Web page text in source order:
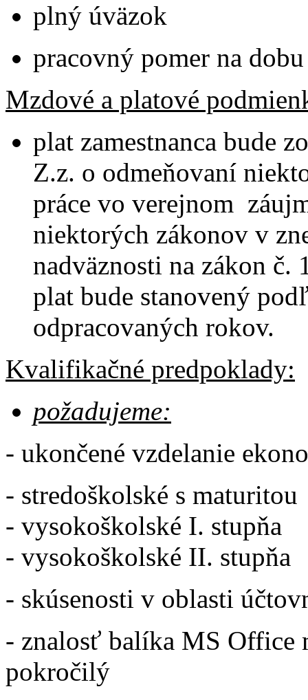
plný úväzok
pracovný pomer na
Mzdové a platové
plat zamestnanca bude
Z.z. o odmeňovaní
práce vo verejnom
niektorých zákonov v
nadväznosti na zákon
plat bude stanovený
odpracovaných rokov.
Kvalifikačné predpoklady:
požadujeme:
- ukončené vzdelanie
- stredoškolské s maturitou
- vysokoškolské I. stupňa
- vysokoškolské II. stupňa
- skúsenosti v oblasti
- znalosť balíka MS Office
pokročilý